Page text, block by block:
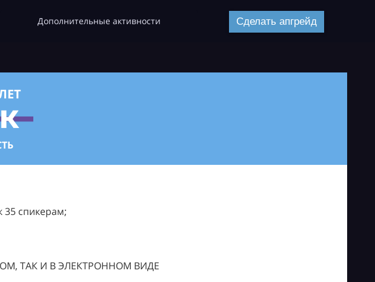
Дополнительные активности Сделать апгрейд
35 спикерам;
ТАК И В ЭЛЕКТРОННОМ ВИДЕ